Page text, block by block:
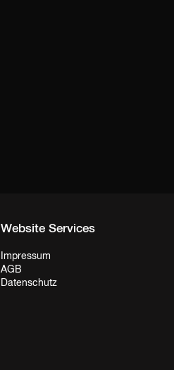
Website Services
Impressum
AGB
Datenschutz